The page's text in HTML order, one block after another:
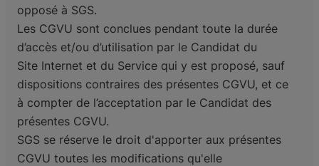
opposé à SGS.
Les CGVU sont conclues pendant toute la durée
d’accès et/ou d’utilisation par le Candidat du
Site Internet et du Service qui y est proposé, sauf
dispositions contraires des présentes CGVU, et ce
à compter de l’acceptation par le Candidat des
présentes CGVU.
SGS se réserve le droit d'apporter aux présentes
CGVU toutes les modifications qu'elle